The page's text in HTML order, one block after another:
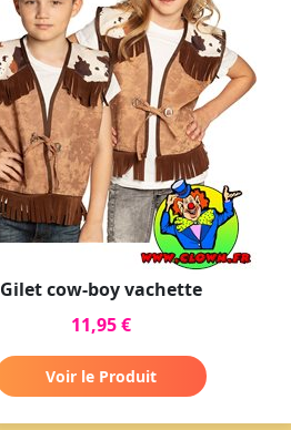
Gilet cow-boy vachette
11,95 €
Voir le Produit